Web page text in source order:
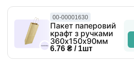
00-00001630
Пакет паперовий
крафт з ручками
360х150х90мм
6.76 ₴ / 1шт